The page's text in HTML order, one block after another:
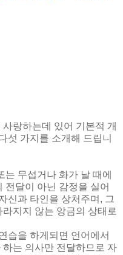
랑하는데 있어 기본적 개
섯 가지를 소개해 드립니
무섭거나 화가 날 때에
전달이 아닌 감정을 실어
신과 타인을 상처주며, 그
지지 않는 앙금의 상태로
습을 하게되면 언어에서
는 의사만 전달하므로 자